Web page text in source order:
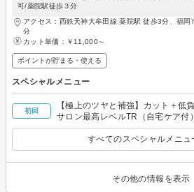
可/薬院駅徒歩３分
アクセス：西鉄天神大牟田線 薬院駅 徒歩3分、福
分
カット単価： ￥11,000～
ポイントが貯まる・使える
スペシャルメニュー
初回
【極上のツヤと補強】カット＋低
サロン最高レベルTR（自宅ケア付）
すべてのスペシャルメニュ
その他の情報を表示